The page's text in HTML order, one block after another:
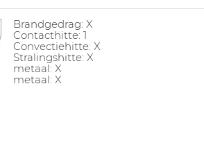
Brandgedrag: X
Contacthitte: 1
Convectiehitte: X
Stralingshitte: X
metaal: X
metaal: X